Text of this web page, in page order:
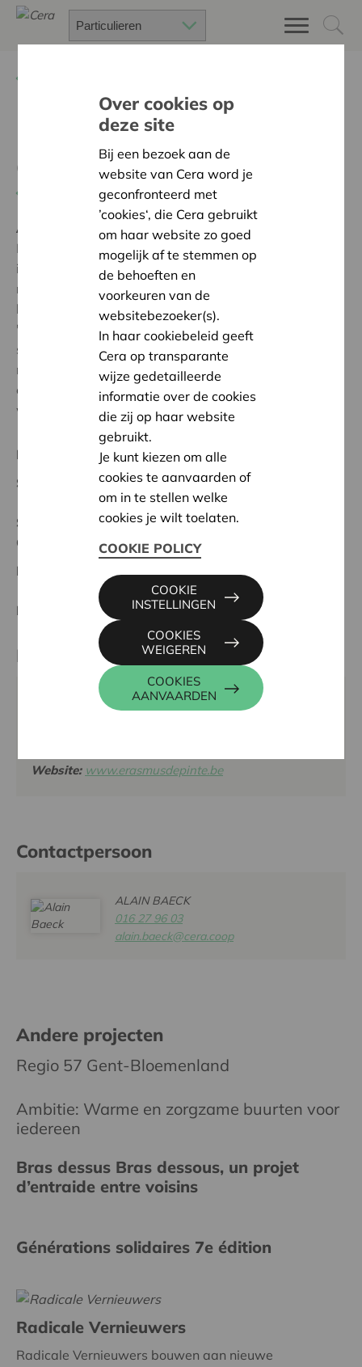
Natuurrijke buitenklassen
@EDP
Terug naar overzicht
Ambitie:
Warme en zorgzame buurten voor iedereen
Met de steun van Cera investeerde Erasmus De Pinte
in een buitenklas onder de esdoorn en een zitbank
rond de nieuw aangeplante zomereik. Dit is een
belangrijke verdere stap in MOS-traject
'klimaatgezonde speelplaats' waarbij we de oude
speelplaats vervingen door een waterdoorlatende,
natuurrijke speelplaats. Dankzij de nieuwe buitenklas
en zitbank kan de groene omgeving optimaal benut
worden.
Regionaal Project
Startdatum:
27/02/2024
Status:
In behandeling
Gent-Bloemenland
Datum:
27/02/2024
Beslissing: Goedgekeurd
Partner
GO! ATHENEUM ERASMUS DE PINTE,
Website: www.erasmusdepinte.be
Contactpersoon
ALAIN BAECK
016 27 96 03
alain.baeck@cera.coop
Andere projecten
Regio 57 Gent-Bloemenland
Ambitie: Warme en zorgzame buurten voor
iedereen
Bras dessus Bras dessous, un projet
d’entraide entre voisins
Générations solidaires 7e édition
Radicale Vernieuwers
Radicale Vernieuwers bouwen aan nieuwe
Over cookies op
deze site
Bij een bezoek aan de
website van Cera word je
geconfronteerd met
’cookies‘, die Cera gebruikt
om haar website zo goed
mogelijk af te stemmen op
de behoeften en
voorkeuren van de
websitebezoeker(s).
In haar cookiebeleid geeft
Cera op transparante
wijze gedetailleerde
informatie over de cookies
die zij op haar website
gebruikt.
Je kunt kiezen om alle
cookies te aanvaarden of
om in te stellen welke
cookies je wilt toelaten.
COOKIE POLICY
COOKIES
AANVAARDEN
COOKIES
WEIGEREN
COOKIE
INSTELLINGEN